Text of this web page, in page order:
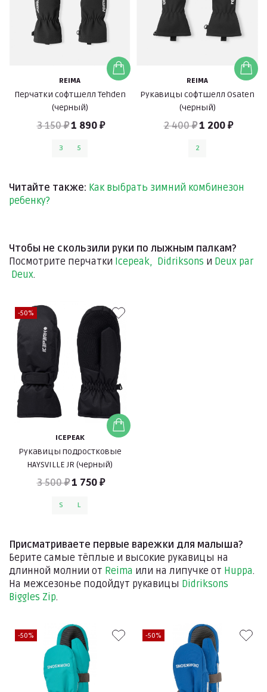
REIMA
Перчатки софтшелл Tehden
(черный)
3 150 ₽1 890 ₽
3 5
REIMA
Рукавицы софтшелл Osaten
(черный)
2 400 ₽1 200 ₽
2
Читайте также: Как выбрать зимний комбинезон
ребенку?
Чтобы не скользили руки по лыжным палкам?
Посмотрите перчатки Icepeak, Didriksons и Deux par
Deux.
-50%
ICEPEAK
Рукавицы подростковые
HAYSVILLE JR (черный)
3 500 ₽1 750 ₽
S L
Присматриваете первые варежки для малыша?
Берите самые тёплые и высокие рукавицы на
длинной молнии от Reima или на липучке от Huppa.
На межсезонье подойдут рукавицы Didriksons
Biggles Zip.
-50% -50%